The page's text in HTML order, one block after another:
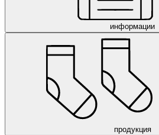
информации
продукция